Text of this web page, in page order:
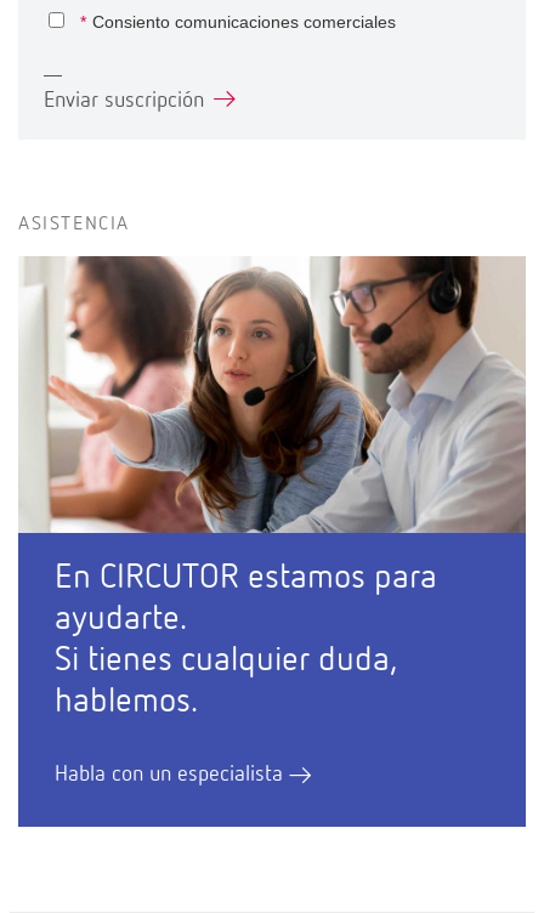
* Consiento comunicaciones comerciales
Enviar suscripción
ASISTENCIA
En CIRCUTOR estamos para
ayudarte.
Si tienes cualquier duda,
hablemos.
Habla con un especialista